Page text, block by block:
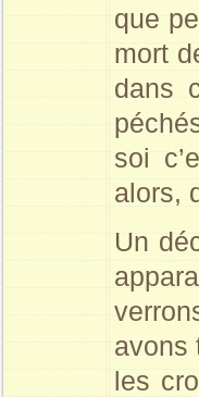
que
mort
dans
soi
alors,
Un
avons
les